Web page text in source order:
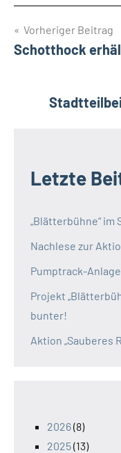
Vorheriger Beitrag
Schotthock
Letzte
„Blätterbühne“
Nachlese zur
Pumptrack-
Projekt
bunter!
Aktion „Sauberes
2026(8)
2025(13)